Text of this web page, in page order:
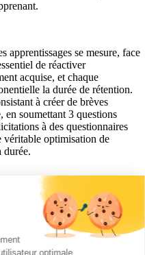
optimale.
apprentissages se mesure, face
de réactiver
acquise, et chaque
la durée de rétention.
à créer de brèves
en soumettant 3 questions
à des questionnaires
véritable optimisation de
durée.
: l'évaluation, notamment le
efficace d'apprendre
intégrée aux apprentissages,
mais surtout pour consolider les
e-learning avancée comme